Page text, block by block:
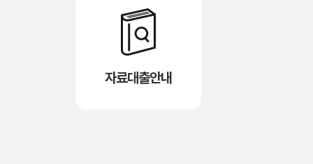
자료대출안내